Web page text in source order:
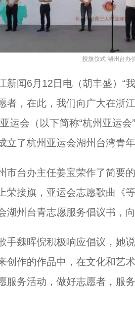
授旗仪式 湖州台办
闻6月12日电（胡丰盛）“
者，在此，我们向广大在浙
运会（以下简称“杭州亚运
立了杭州亚运会湖州台湾青
台办主任姜宝荣作了简要的
荣接旗，亚运会志愿歌曲《
湖州台青志愿服务倡议书，
魏晖倪积极响应倡议，她说
创作的作品中，在文化和艺
服务活动，做好志愿者，服